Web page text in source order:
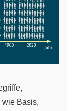
wie Basis,